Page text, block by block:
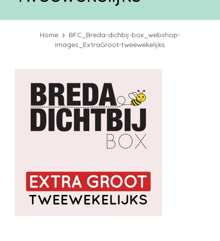
Home
BFC_Breda-dichbij-box_webshop-
images_ExtraGroot-tweewekelijks